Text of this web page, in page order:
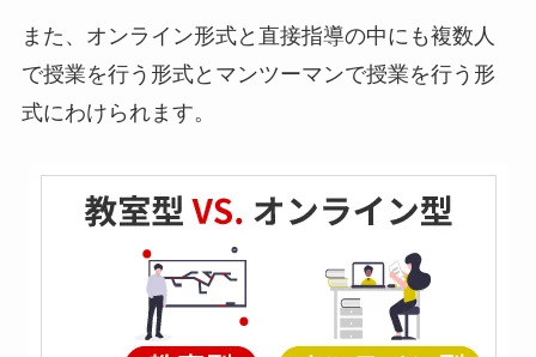
また、オンライン形式と直接指導の中にも複数人
で授業を行う形式とマンツーマンで授業を行う形
式にわけられます。